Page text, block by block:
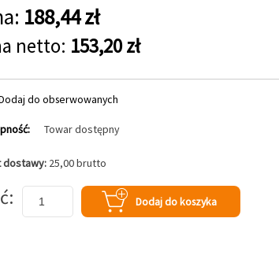
188,44 zł
netto: 153,20 zł
do obserwowanych
Towar dostępny
dostawy: 25,00 brutto
Dodaj do koszyka